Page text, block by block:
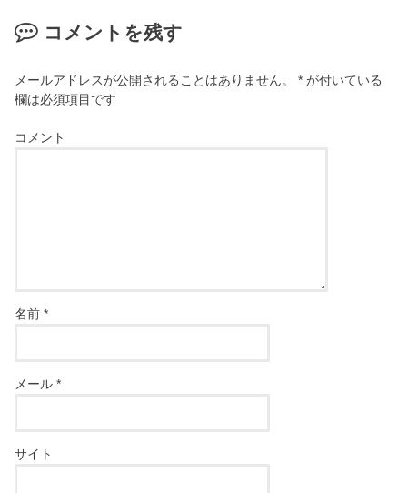
コメントを残す
メールアドレスが公開されることはありません。 * が付いている
欄は必須項目です
コメント
名前*
メール*
サイト